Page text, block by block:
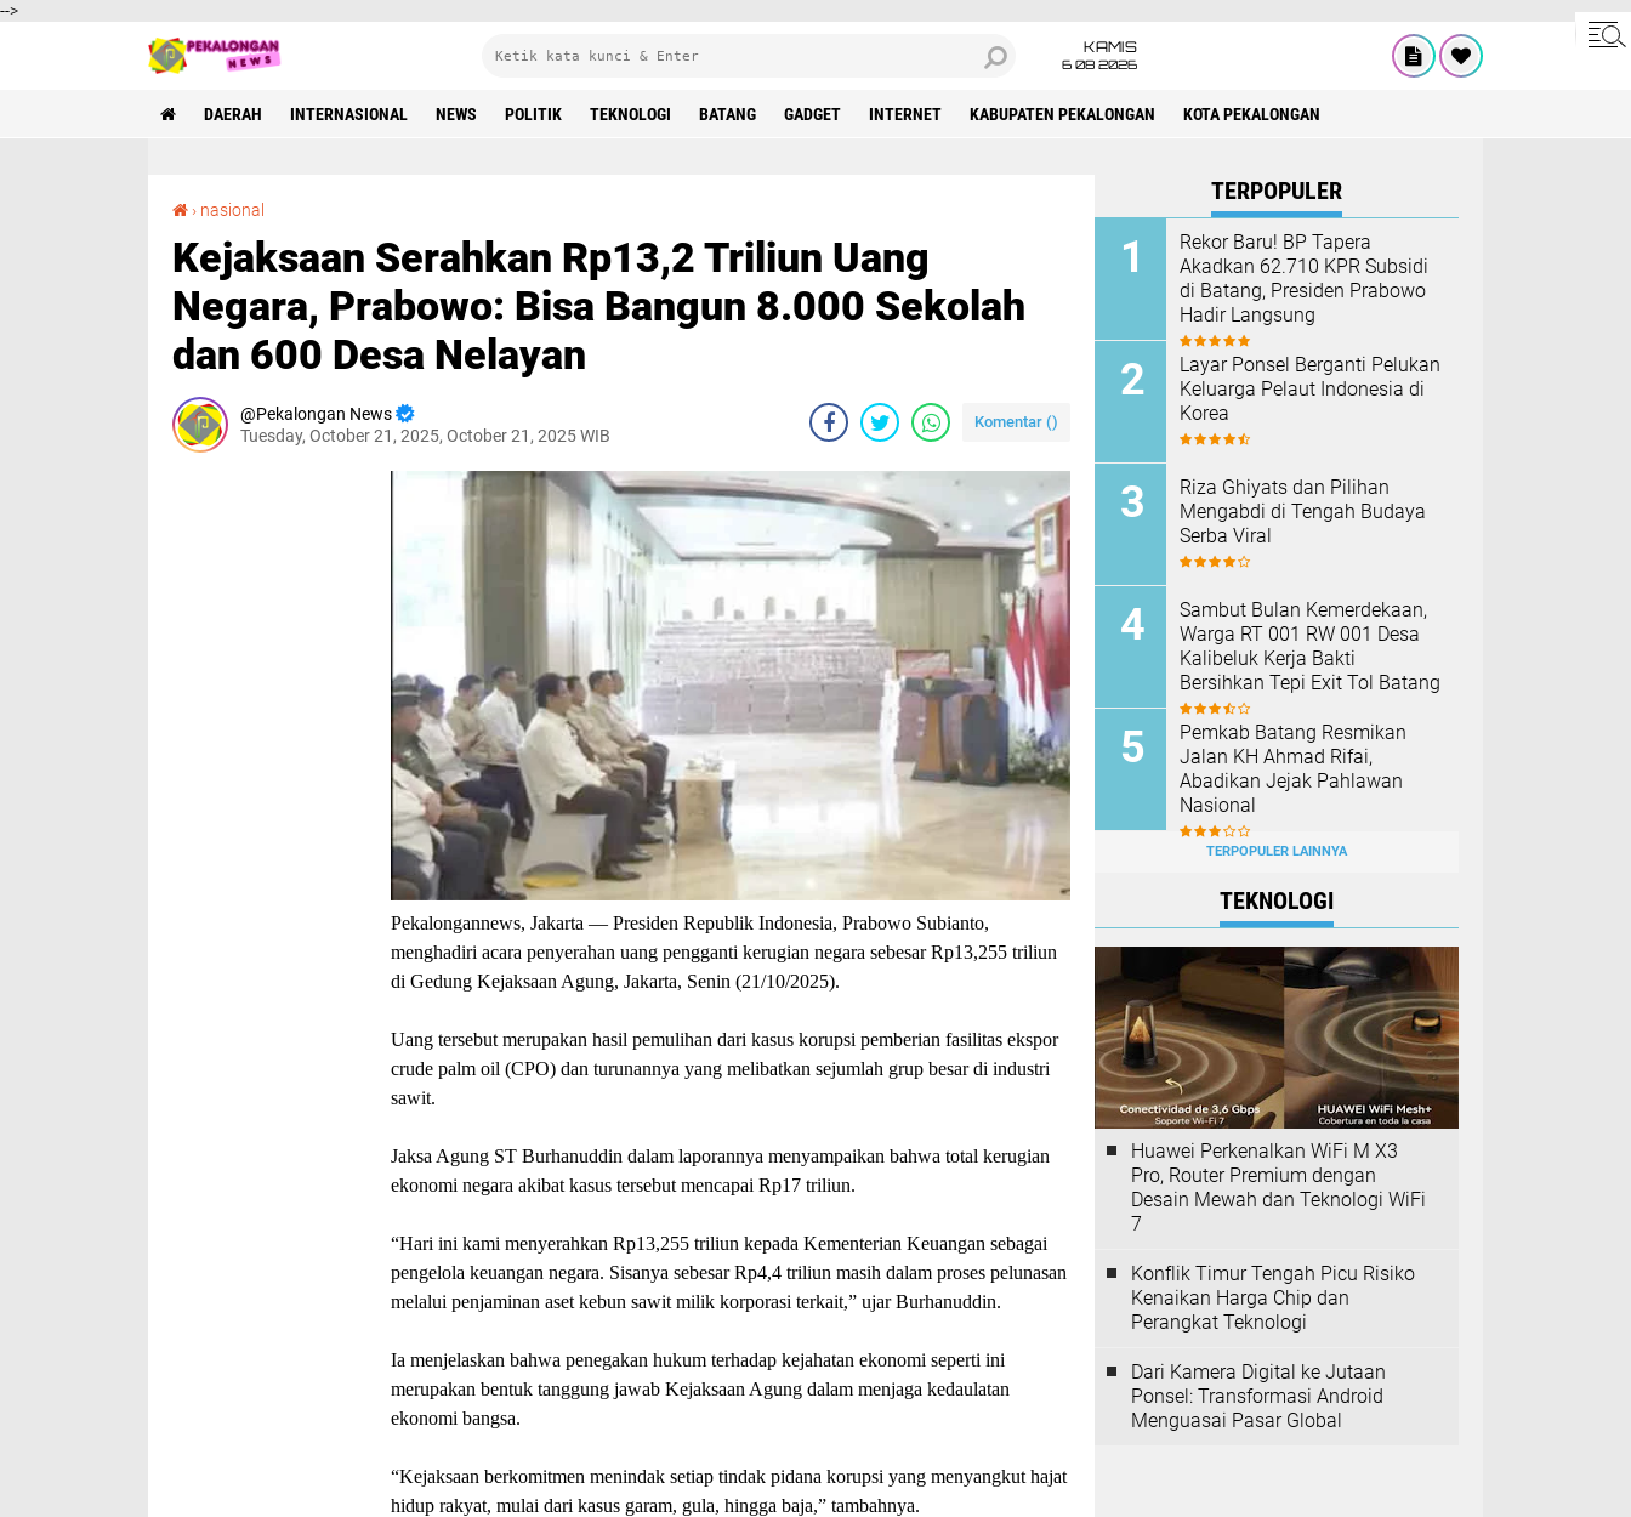
-->
KAMIS
6 08 2026
DAERAH INTERNASIONAL NEWS POLITIK TEKNOLOGI BATANG GADGET INTERNET KABUPATEN PEKALONGAN KOTA PEKALONGAN
› nasional
Kejaksaan Serahkan Rp13,2 Triliun Uang
Negara, Prabowo: Bisa Bangun 8.000 Sekolah
dan 600 Desa Nelayan
Pekalongan News
Tuesday, October 21, 2025, October 21, 2025 WIB
Komentar ()
Pekalongannews, Jakarta — Presiden Republik Indonesia, Prabowo Subianto,
menghadiri acara penyerahan uang pengganti kerugian negara sebesar Rp13,255 triliun
di Gedung Kejaksaan Agung, Jakarta, Senin (21/10/2025).
Uang tersebut merupakan hasil pemulihan dari kasus korupsi pemberian fasilitas ekspor
crude palm oil (CPO) dan turunannya yang melibatkan sejumlah grup besar di industri
sawit.
Jaksa Agung ST Burhanuddin dalam laporannya menyampaikan bahwa total kerugian
ekonomi negara akibat kasus tersebut mencapai Rp17 triliun.
“Hari ini kami menyerahkan Rp13,255 triliun kepada Kementerian Keuangan sebagai
pengelola keuangan negara. Sisanya sebesar Rp4,4 triliun masih dalam proses pelunasan
melalui penjaminan aset kebun sawit milik korporasi terkait,” ujar Burhanuddin.
Ia menjelaskan bahwa penegakan hukum terhadap kejahatan ekonomi seperti ini
merupakan bentuk tanggung jawab Kejaksaan Agung dalam menjaga kedaulatan
ekonomi bangsa.
“Kejaksaan berkomitmen menindak setiap tindak pidana korupsi yang menyangkut hajat
hidup rakyat, mulai dari kasus garam, gula, hingga baja,” tambahnya.
TERPOPULER
Rekor Baru! BP Tapera
Akadkan 62.710 KPR Subsidi
di Batang, Presiden Prabowo
Hadir Langsung
Layar Ponsel Berganti Pelukan
Keluarga Pelaut Indonesia di
Korea
Riza Ghiyats dan Pilihan
Mengabdi di Tengah Budaya
Serba Viral
Sambut Bulan Kemerdekaan,
Warga RT 001 RW 001 Desa
Kalibeluk Kerja Bakti
Bersihkan Tepi Exit Tol Batang
Pemkab Batang Resmikan
Jalan KH Ahmad Rifai,
Abadikan Jejak Pahlawan
Nasional
TERPOPULER LAINNYA
TEKNOLOGI
Huawei Perkenalkan WiFi M X3
Pro, Router Premium dengan
Desain Mewah dan Teknologi WiFi
7
Konflik Timur Tengah Picu Risiko
Kenaikan Harga Chip dan
Perangkat Teknologi
Dari Kamera Digital ke Jutaan
Ponsel: Transformasi Android
Menguasai Pasar Global